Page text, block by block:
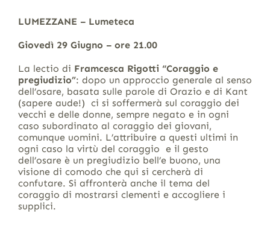
LUMEZZANE – Lumeteca
Giovedì 29 Giugno – ore 21.00
La lectio di Framcesca Rigotti “Coraggio e
pregiudizio”: dopo un approccio generale al senso
dell’osare, basata sulle parole di Orazio e di Kant
(sapere aude!) ci si soffermerà sul coraggio dei
vecchi e delle donne, sempre negato e in ogni
caso subordinato al coraggio dei giovani,
comunque uomini. L’attribuire a questi ultimi in
ogni caso la virtù del coraggio e il gesto
dell’osare è un pregiudizio bell’e buono, una
visione di comodo che qui si cercherà di
confutare. Si affronterà anche il tema del
coraggio di mostrarsi clementi e accogliere i
supplici.